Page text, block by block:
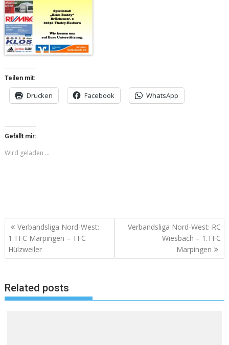
Teilen mit:
Drucken Facebook WhatsApp
Gefällt mir:
Wird geladen …
Beitragsnavigation
Verbandsliga Nord-West:
1.TFC Marpingen – TFC
Hülzweiler
Verbandsliga Nord-West: RC
Wiesbach – 1.TFC
Marpingen
Related posts